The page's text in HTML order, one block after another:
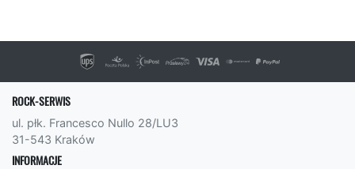
ROCK-SERWIS
ul. płk. Francesco Nullo 28/LU3
31-543 Kraków
INFORMACJE